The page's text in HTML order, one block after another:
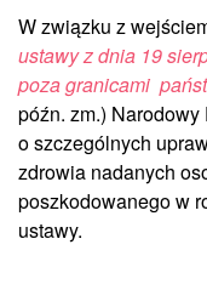
W związku z
ustawy z dnia 19
poza granicami
późn. zm.)
o szczególnych
zdrowia nadanych
poszkodowanego w
ustawy.